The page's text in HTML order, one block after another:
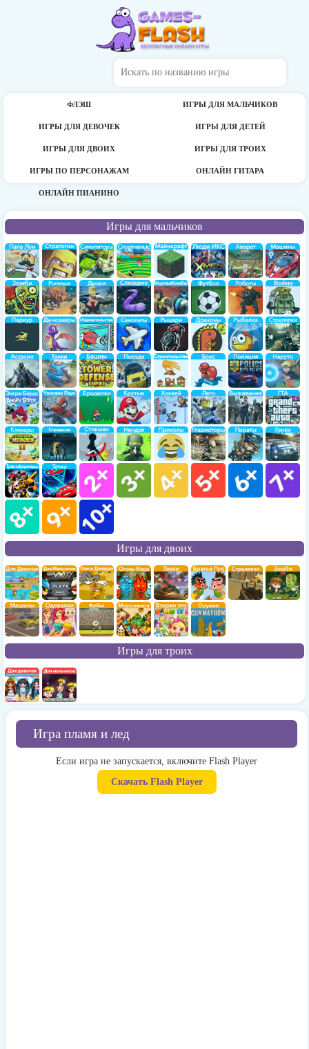
ФЛЭШ ИГРЫ ДЛЯ МАЛЬЧИКОВ
ИГРЫ ДЛЯ ДЕВОЧЕК ИГРЫ ДЛЯ ДЕТЕЙ
ИГРЫ ДЛЯ ДВОИХ ИГРЫ ДЛЯ ТРОИХ
ИГРЫ ПО ПЕРСОНАЖАМ ОНЛАЙН ГИТАРА
ОНЛАЙН ПИАНИНО
Игры для мальчиков
Игры для двоих
Игры для троих
Игра пламя и лед
Если игра не запускается, включите Flash Player
Скачать Flash Player